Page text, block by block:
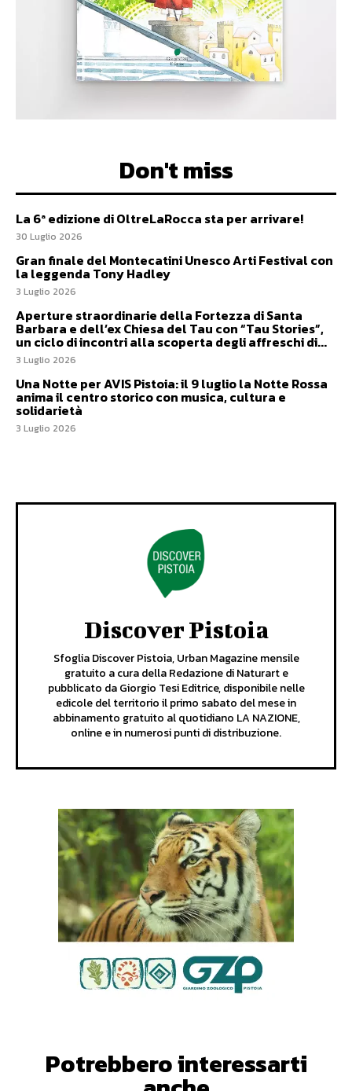
Don't miss
La 6ª edizione di OltreLaRocca sta per arrivare!
30 Luglio 2026
Gran finale del Montecatini Unesco Arti Festival con
la leggenda Tony Hadley
3 Luglio 2026
Aperture straordinarie della Fortezza di Santa
Barbara e dell’ex Chiesa del Tau con “Tau Stories”,
un ciclo di incontri alla scoperta degli affreschi di...
3 Luglio 2026
Una Notte per AVIS Pistoia: il 9 luglio la Notte Rossa
anima il centro storico con musica, cultura e
solidarietà
3 Luglio 2026
Discover Pistoia
Sfoglia Discover Pistoia, Urban Magazine mensile
gratuito a cura della Redazione di Naturart e
pubblicato da Giorgio Tesi Editrice, disponibile nelle
edicole del territorio il primo sabato del mese in
abbinamento gratuito al quotidiano LA NAZIONE,
online e in numerosi punti di distribuzione.
Potrebbero interessarti